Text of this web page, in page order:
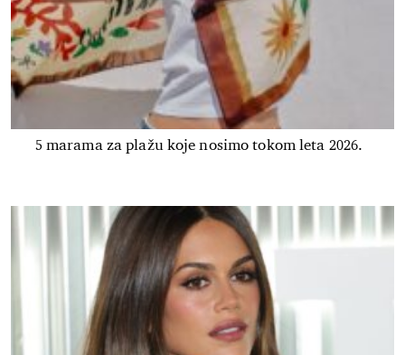
5 marama za plažu koje nosimo tokom leta 2026.